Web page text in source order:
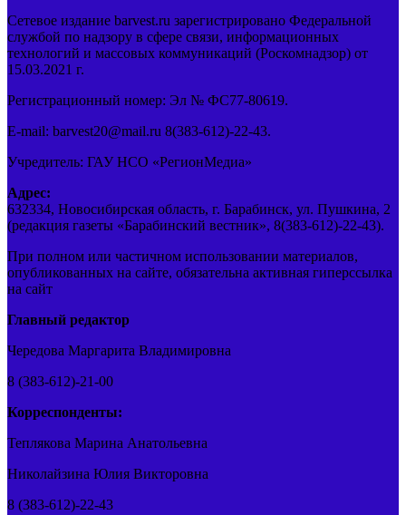
Сетевое издание barvest.ru зарегистрировано Федеральной
службой по надзору в сфере связи, информационных
технологий и массовых коммуникаций (Роскомнадзор) от
15.03.2021 г.
Регистрационный номер: Эл № ФС77-80619.
E-mail: barvest20@mail.ru 8(383-612)-22-43.
Учредитель: ГАУ НСО «РегионМедиа»
Адрес:
632334, Новосибирская область, г. Барабинск, ул. Пушкина, 2
(редакция газеты «Барабинский вестник», 8(383-612)-22-43).
При полном или частичном использовании материалов,
опубликованных на сайте, обязательна активная гиперссылка
на сайт
Главный редактор
Чередова Маргарита Владимировна
8 (383-612)-21-00
Корреспонденты:
Теплякова Марина Анатольевна
Николайзина Юлия Викторовна
8 (383-612)-22-43